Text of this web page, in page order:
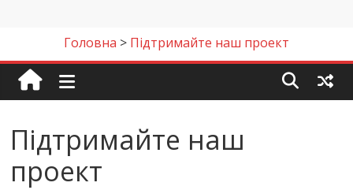
Головна > Підтримайте наш проект
Підтримайте наш
проект